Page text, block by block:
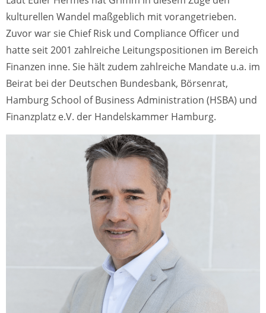
kulturellen Wandel maßgeblich mit vorangetrieben.
Zuvor war sie Chief Risk und Compliance Officer und
hatte seit 2001 zahlreiche Leitungspositionen im Bereich
Finanzen inne. Sie hält zudem zahlreiche Mandate u.a. im
Beirat bei der Deutschen Bundesbank, Börsenrat,
Hamburg School of Business Administration (HSBA) und
Finanzplatz e.V. der Handelskammer Hamburg.